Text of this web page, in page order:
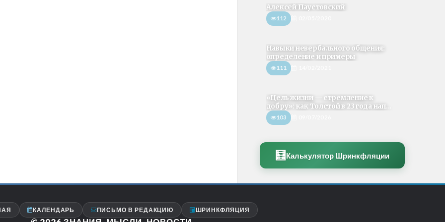
Алексей Паустовский
112
Навыки невербального общения:
определение и примеры
111
«Цель жизни — стремление к
добру»: как Толстой в 23 года нап...
103
🧮 Калькулятор Шринкфляции
КАЛЕНДАРЬ ПИСЬМО В РЕДАКЦИЮ ШРИНКФЛЯЦИЯ